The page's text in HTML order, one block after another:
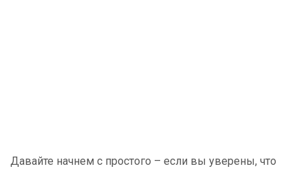
Давайте начнем с простого – если вы уверены, что